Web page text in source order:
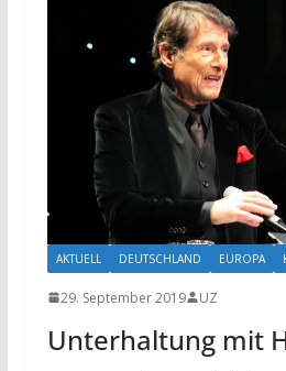
AKTUELL DEUTSCHLAND EUROPA
29. September 2019 UZ
Unterhaltung mit